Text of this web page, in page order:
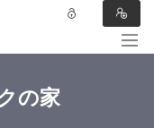
の家